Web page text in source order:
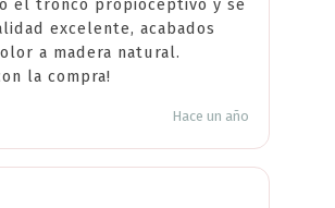
excelente, acabados
a madera natural.
la compra!
Hace un año